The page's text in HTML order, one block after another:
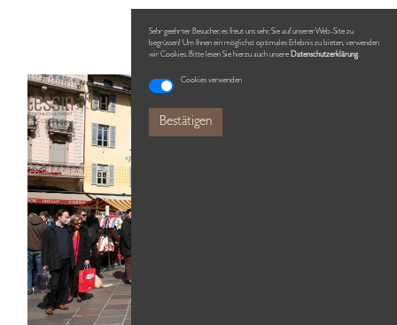
Sehr geehrter Besucher, es freut uns sehr, Sie auf unserer Web-Site zu
begrüssen! Um Ihnen ein möglichst optimales Erlebnis zu bieten, verwenden
wir Cookies. Bitte lesen Sie hierzu auch unsere Datenschutzerklärung.
Cookies verwenden
Bestätigen